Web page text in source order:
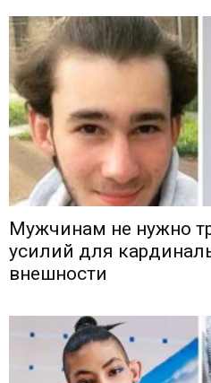
Мужчинам не нужно
усилий для
внешности